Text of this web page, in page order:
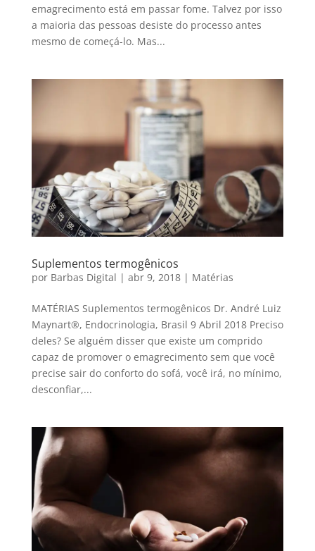
emagrecimento está em passar fome. Talvez por isso
a maioria das pessoas desiste do processo antes
mesmo de começá-lo. Mas...
Suplementos termogênicos
por Barbas Digital | abr 9, 2018| Matérias
MATÉRIAS Suplementos termogênicos Dr. André Luiz
Maynart®, Endocrinologia, Brasil 9 Abril 2018 Preciso
deles? Se alguém disser que existe um comprido
capaz de promover o emagrecimento sem que você
precise sair do conforto do sofá, você irá, no mínimo,
desconfiar,...